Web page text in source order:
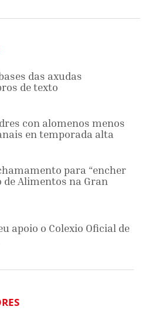
das axudas
de texto
con alomenos menos
en temporada alta
para “encher
de Alimentos na Gran
apoio o Colexio Oficial de